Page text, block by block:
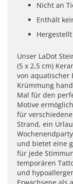
Nicht an
Enthält
Unser LaDot
(5 x 2,5 cm)
von aquatischer
Krümmung
Mal für den
Motive
für
Strand, ein
und bietet eine
für jede
temporären
und